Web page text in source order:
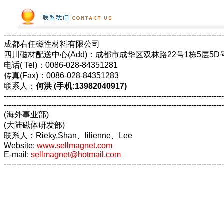
成都右任磁性材料有限公司
四川磁材配送中心(Add)：成都市成华区双林路22号1栋5层5D
电话( Tel)：0086-028-84351281
传真(Fax)：0086-028-84351283
联系人： 何洪 (手机:13982040917)
(海外事业部)
(大陆磁体研发部)
联系人：Rieky.Shan、lilienne、Lee
Website: www.sellmagnet.com
E-mail: sellmagnet@hotmail.com